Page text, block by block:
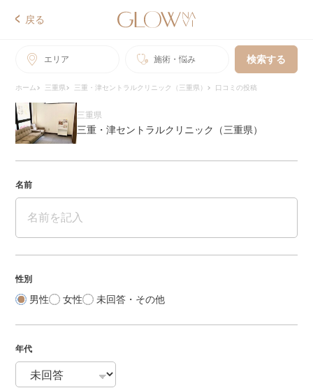
戻る
エリア 施術・悩み 検索する
ホーム 三重県 三重・津セントラルクリニック（三重県） 口コミの投稿
三重県
三重・津セントラルクリニック（三重県）
名前
性別
男性 女性 未回答・その他
年代